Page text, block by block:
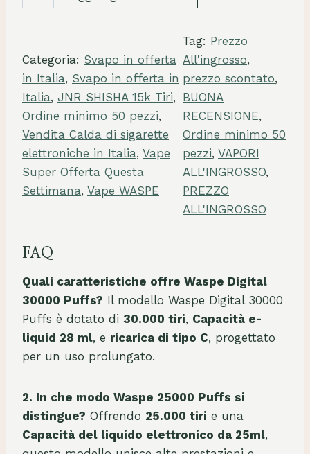
a
e
V
a
p
e
s
2
5
0
u
f
f
s
A
v
i
o
Categoria: Svapo in offerta
in Italia, Svapo in offerta in
Italia, JNR SHISHA 15k Tiri
Ordine minimo 50 pezzi
Vendita Calda di sigarette
elettroniche in Italia, Vape
Super Offerta Questa
Settimana, Vape WASPE
Tag: Prezzo
All'ingrosso
prezzo scontato
BUONA
RECENSIONE
Ordine minimo 50
pezzi, VAPORI
ALL'INGROSSO
PREZZO
ALL'INGROSSO
FAQ
Quali caratteristiche offre Waspe Digital
30000 Puffs? Il modello Waspe Digital 30000
Puffs è dotato di 30.000 tiri, Capacità e-
liquid 28 ml, e ricarica di tipo C, progettato
per un uso prolungato.
2. In che modo Waspe 25000 Puffs si
distingue? Offrendo 25.000 tiri e una
Capacità del liquido elettronico da 25ml,